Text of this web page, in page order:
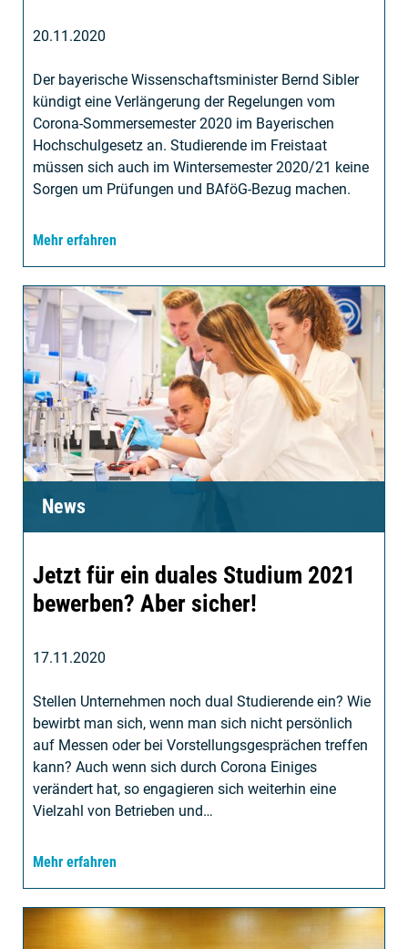
20.11.2020
Der bayerische Wissenschaftsminister Bernd Sibler
kündigt eine Verlängerung der Regelungen vom
Corona-Sommersemester 2020 im Bayerischen
Hochschulgesetz an. Studierende im Freistaat
müssen sich auch im Wintersemester 2020/21 keine
Sorgen um Prüfungen und BAföG-Bezug machen.
Mehr erfahren
News
Jetzt für ein duales Studium 2021
bewerben? Aber sicher!
17.11.2020
Stellen Unternehmen noch dual Studierende ein? Wie
bewirbt man sich, wenn man sich nicht persönlich
auf Messen oder bei Vorstellungsgesprächen treffen
kann? Auch wenn sich durch Corona Einiges
verändert hat, so engagieren sich weiterhin eine
Vielzahl von Betrieben und…
Mehr erfahren